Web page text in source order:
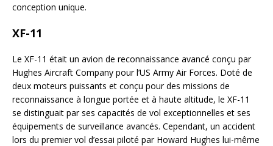
conception unique.
XF-11
Le XF-11 était un avion de reconnaissance avancé conçu par
Hughes Aircraft Company pour l’US Army Air Forces. Doté de
deux moteurs puissants et conçu pour des missions de
reconnaissance à longue portée et à haute altitude, le XF-11
se distinguait par ses capacités de vol exceptionnelles et ses
équipements de surveillance avancés. Cependant, un accident
lors du premier vol d’essai piloté par Howard Hughes lui-même